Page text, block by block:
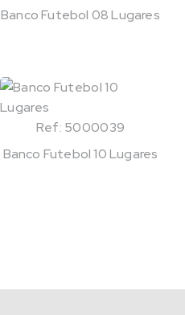
Banco Futebol 08 Lugares
Ref: 5000039
Banco Futebol 10 Lugares